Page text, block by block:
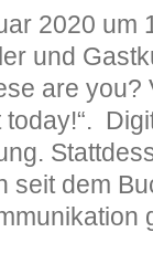
2020 um
und
are you?
seit dem